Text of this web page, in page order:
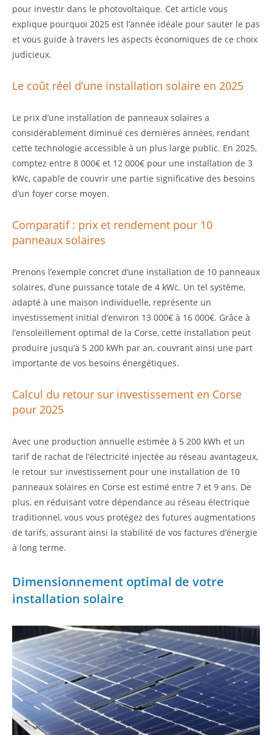
pour investir dans le photovoltaïque. Cet article vous
explique pourquoi 2025 est l’année idéale pour sauter le pas
et vous guide à travers les aspects économiques de ce choix
judicieux.
Le coût réel d’une installation solaire en 2025
Le prix d’une installation de panneaux solaires a
considérablement diminué ces dernières années, rendant
cette technologie accessible à un plus large public. En 2025,
comptez entre 8 000€ et 12 000€ pour une installation de 3
kWc, capable de couvrir une partie significative des besoins
d’un foyer corse moyen.
Comparatif : prix et rendement pour 10
panneaux solaires
Prenons l’exemple concret d’une installation de 10 panneaux
solaires, d’une puissance totale de 4 kWc. Un tel système,
adapté à une maison individuelle, représente un
investissement initial d’environ 13 000€ à 16 000€. Grâce à
l’ensoleillement optimal de la Corse, cette installation peut
produire jusqu’à 5 200 kWh par an, couvrant ainsi une part
importante de vos besoins énergétiques.
Calcul du retour sur investissement en Corse
pour 2025
Avec une production annuelle estimée à 5 200 kWh et un
tarif de rachat de l’électricité injectée au réseau avantageux,
le retour sur investissement pour une installation de 10
panneaux solaires en Corse est estimé entre 7 et 9 ans. De
plus, en réduisant votre dépendance au réseau électrique
traditionnel, vous vous protégez des futures augmentations
de tarifs, assurant ainsi la stabilité de vos factures d’énergie
à long terme.
Dimensionnement optimal de votre
installation solaire